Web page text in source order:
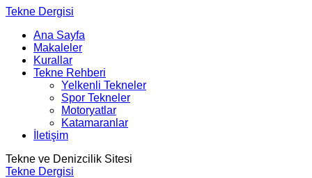
Tekne Dergisi
Ana Sayfa
Makaleler
Kurallar
Tekne Rehberi
Yelkenli Tekneler
Spor Tekneler
Motoryatlar
Katamaranlar
İletişim
Tekne ve Denizcilik Sitesi
Tekne Dergisi